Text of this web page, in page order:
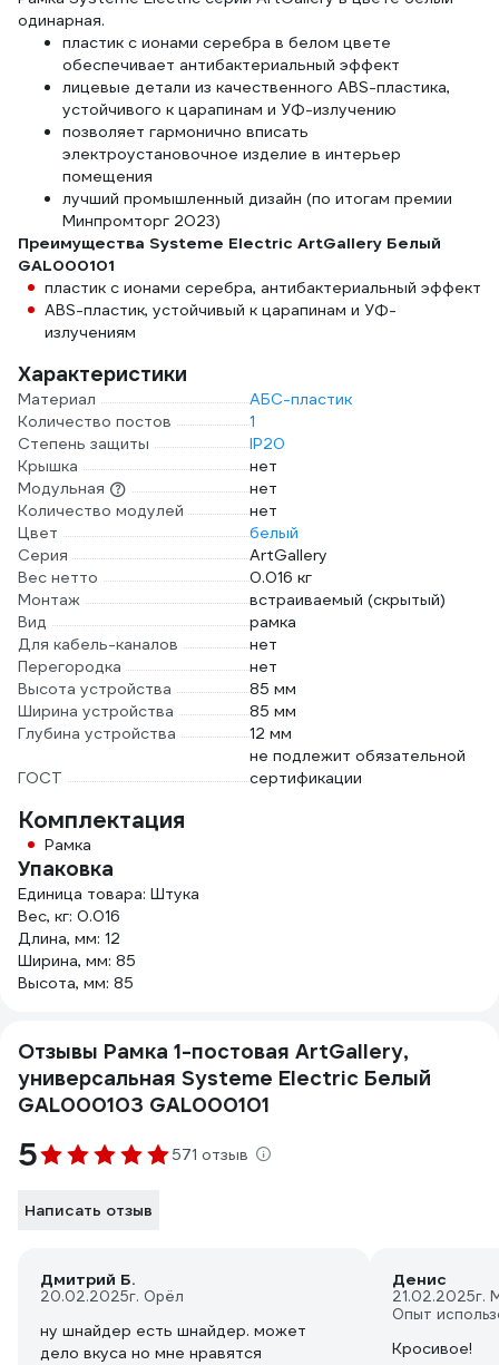
одинарная.
пластик с ионами серебра в белом цвете
обеспечивает антибактериальный эффект
лицевые детали из качественного ABS-пластика,
устойчивого к царапинам и УФ-излучению
позволяет гармонично вписать
электроустановочное изделие в интерьер
помещения
лучший промышленный дизайн (по итогам премии
Минпромторг 2023)
Преимущества Systeme Electric ArtGallery Белый
GAL000101
пластик с ионами серебра, антибактериальный эффект
ABS-пластик, устойчивый к царапинам и УФ-
излучениям
Характеристики
Материал
АБС-пластик
Количество постов
1
Степень защиты
IP20
Крышка
нет
Модульная
нет
Количество модулей
нет
Цвет
белый
Серия
ArtGallery
Вес нетто
0.016 кг
Монтаж
встраиваемый (скрытый)
Вид
рамка
Для кабель-каналов
нет
Перегородка
нет
Высота устройства
85 мм
Ширина устройства
85 мм
Глубина устройства
12 мм
ГОСТ
не подлежит обязательной
сертификации
Комплектация
Рамка
Упаковка
Единица товара: Штука
Вес, кг: 0.016
Длина, мм: 12
Ширина, мм: 85
Высота, мм: 85
Отзывы Рамка 1-постовая ArtGallery,
универсальная Systeme Electric Белый
GAL000103 GAL000101
5 571 отзыв
Написать отзыв
Дмитрий Б.
20.02.2025г. Орёл
ну шнайдер есть шнайдер. может
дело вкуса но мне нравятся
Денис
21.02.2025г.
Опыт
Кросивое!